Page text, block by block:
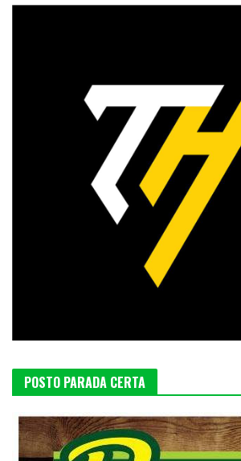
POSTO PARADA CERTA